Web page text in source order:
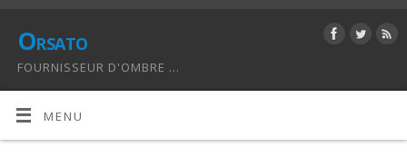
Orsato
FOURNISSEUR D'OMBRE ...
MENU